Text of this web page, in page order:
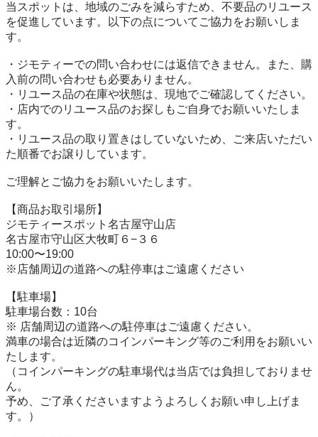
当スポットは、地域のごみを減らすため、不要品のリユース
を促進しています。以下の点についてご協力をお願いしま
す。
・ジモティーでの問い合わせには返信できません。また、購
入前の問い合わせも必要ありません。
・リユース品の在庫や状態は、現地でご確認してください。
・店内でのリユース品のお探しもご自身でお願いいたしま
す。
・リユース品の取り置きはしていないため、ご来店いただい
た順番でお譲りしています。
ご理解とご協力をお願いいたします。
【商品お取引場所】
ジモティースポット名古屋守山店
名古屋市守山区大牧町６−３６
10:00〜19:00
※店舗周辺の道路への駐停車はご遠慮ください
【駐⾞場】
駐車場台数：10台
※ 店舗周辺の道路への駐停車はご遠慮ください。
満車の場合は近隣のコインパーキング等のご利用をお願いい
たします。
（コインパーキングの駐車場代は当店では負担しておりませ
ん。
予め、ご了承くださいますようよろしくお願い申し上げま
す。）